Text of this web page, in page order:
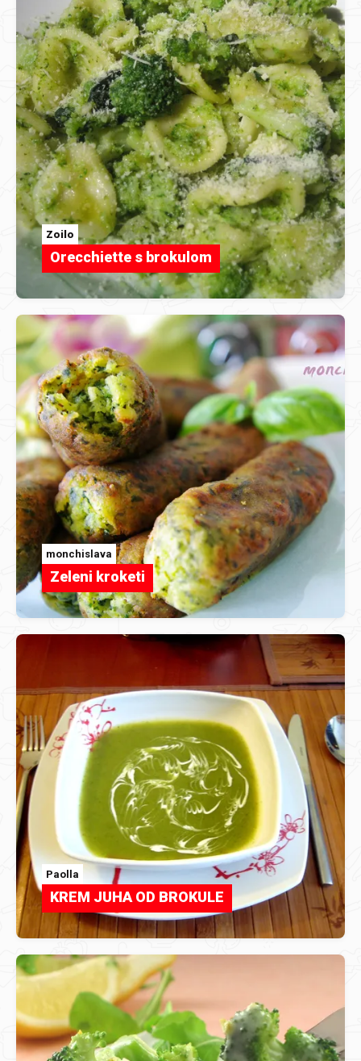
Zoilo
Orecchiette s brokulom
monchislava
Zeleni kroketi
Paolla
KREM JUHA OD BROKULE